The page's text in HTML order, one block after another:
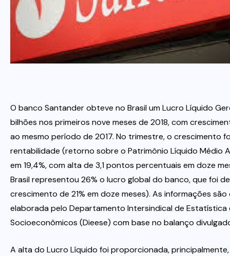
Itau
Financeiras e Cooperativas
O banco Santander obteve no Brasil um Lucro Líquido
bilhões nos primeiros nove meses de 2018, com
ao mesmo período de 2017. No trimestre, o crescimento
rentabilidade (retorno sobre o Patrimônio Líquido Médio
em 19,4%, com alta de 3,1 pontos percentuais em doze
Brasil representou 26% o lucro global do banco, que foi
crescimento de 21% em doze meses). As informações são
elaborada pelo Departamento Intersindical de Estatística
Socioeconômicos (Dieese) com base no balanço
A alta do Lucro Líquido foi proporcionada,